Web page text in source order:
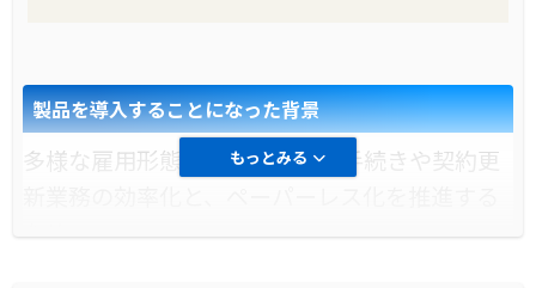
もっとみる
製品を導入することになった背景
多様な雇用形態に対応する入社手続きや契約更
ため。